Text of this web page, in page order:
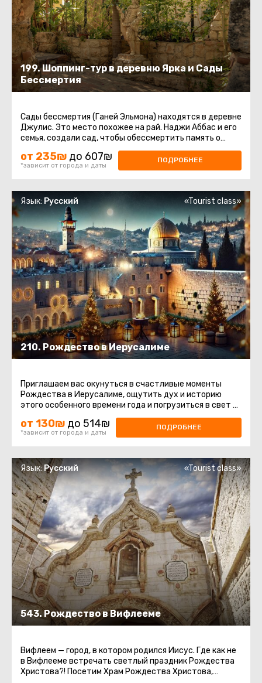
199. Шоппинг-тур в деревню Ярка и Сады
Бессмертия
Сады бессмертия (Ганей Эльмона) находятся в деревне
Джулис. Это место похожее на рай. Наджи Аббас и его
семья, создали сад, чтобы обессмертить память о
от 235₪ до 607₪
*зависит от города и даты
ПОДРОБНЕЕ
210. Рождество в Иерусалиме
Язык: Русский «Tourist class»
Приглашаем вас окунуться в счастливые моменты
Рождества в Иерусалиме, ощутить дух и историю
этого особенного времени года и погрузиться в свет и
от 130₪ до 514₪
*зависит от города и даты
ПОДРОБНЕЕ
543. Рождество в Вифлееме
Язык:Русский «Tourist class»
Вифлеем — город, в котором родился Иисус. Где как не
в Вифлееме встречать светлый праздник Рождества
Христова?! Посетим Храм Рождества Христова,